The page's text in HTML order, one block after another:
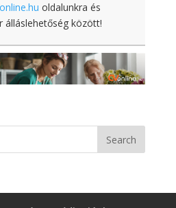
oldalunkra és
álláslehetőség között!